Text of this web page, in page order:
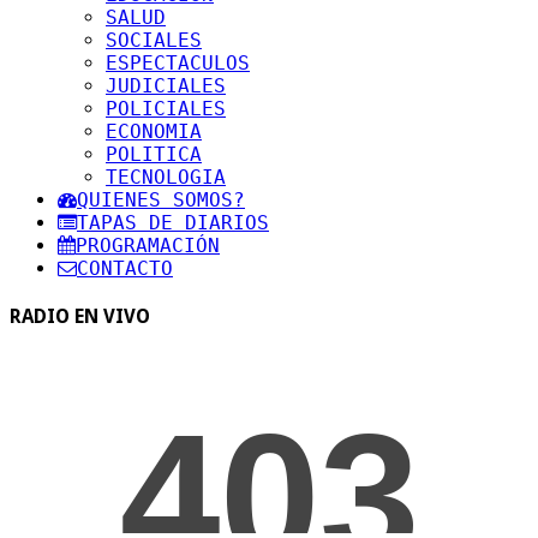
SALUD
SOCIALES
ESPECTACULOS
JUDICIALES
POLICIALES
ECONOMIA
POLITICA
TECNOLOGIA
QUIENES SOMOS?
TAPAS DE DIARIOS
PROGRAMACIÓN
CONTACTO
RADIO EN VIVO